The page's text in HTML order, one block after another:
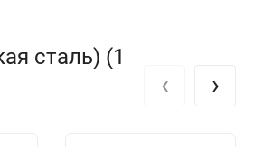
сталь) (1
‹ ›